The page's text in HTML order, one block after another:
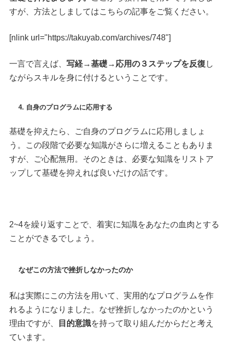
すが、方法としましてはこちらの記事をご覧ください。
[nlink url="https://takuyab.com/archives/748"]
一言で言えば、 写経→基礎→応用の３ステップを反復 し
ながらスキルを身に付けるということです。
4. 自身のプログラムに応用する
基礎を抑えたら、ご自身のプログラムに応用しましょ
う。この段階で必要な知識がさらに増えることもありま
すが、ご心配無用。そのときは、必要な知識をリストア
ップして基礎を抑えれば良いだけの話です。
2~4を繰り返すことで、着実に知識をあなたの血肉とする
ことができるでしょう。
なぜこの方法で挫折しなかったのか
私は実際にこの方法を用いて、実用的なプログラムを作
れるようになりました。なぜ挫折しなかったのかという
理由ですが、
目的意識を持って取り組んだからだと考え
ています。